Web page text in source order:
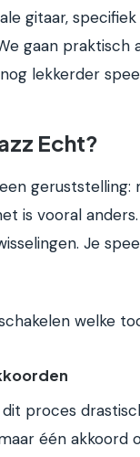
gitaar,
gaan praktisch
lekkerder
Echt?
geruststelling:
is vooral
Je
welke
proces
één akkoord